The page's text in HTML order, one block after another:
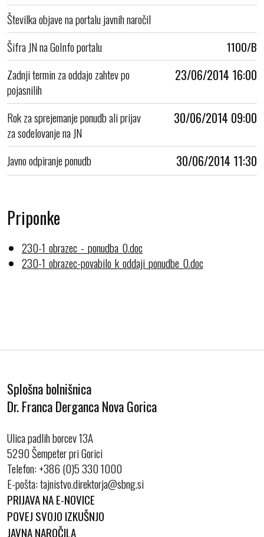
Številka objave na portalu javnih naročil
Šifra JN na GoInfo portalu
1100/B
Zadnji termin za oddajo zahtev po
pojasnilih
23/06/2014 16:00
Rok za sprejemanje ponudb ali prijav
za sodelovanje na JN
30/06/2014 09:00
Javno odpiranje ponudb 30/06/2014 11:30
Priponke
230-1_obrazec_-_ponudba_0.doc
230-1_obrazec-povabilo_k_oddaji_ponudbe_0.doc
Splošna bolnišnica
Dr. Franca Derganca Nova Gorica
Ulica padlih borcev 13A
5290 Šempeter pri Gorici
Telefon:+386 (0)5 330 1000
E-pošta:
PRIJAVA NA E-NOVICE
POVEJ SVOJO IZKUŠNJO
JAVNA NAROČILA